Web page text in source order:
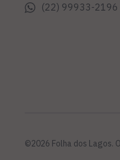
(22) 99933-2196
©2026 Folha dos Lagos.